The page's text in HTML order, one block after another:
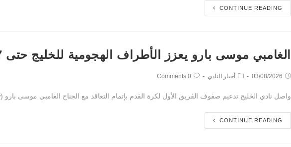
CONTINUE READING
الغامبي موسى بارو يعزز الأطراف الهجومية للخليج حتى 2027
03/08/2026 أخبار النادي 0 Comments
واصل نادي الخليج تدعيم صفوف الفريق الأول لكرة القدم بإتمام التعاقد مع الجناح الغامبي موسى بارو (Musa Barrow) بعقد يمتد حتى عام 2027، وذلك استعدادًا لخوض منافسات الموسم الرياضي 2026-2027.…
CONTINUE READING